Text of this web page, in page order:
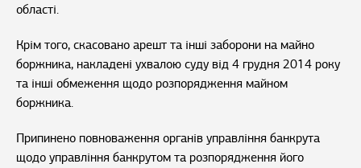
області.
Крім того, скасовано арешт та інші заборони на майно
боржника, накладені ухвалою суду від 4 грудня 2014 року
та інші обмеження щодо розпорядження майном
боржника.
Припинено повноваження органів управління банкрута
щодо управління банкрутом та розпорядження його